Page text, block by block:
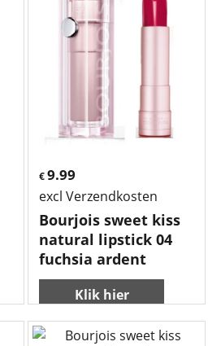
€9.99
excl Verzendkosten
Bourjois sweet kiss
natural lipstick 04
fuchsia ardent
Klik hier